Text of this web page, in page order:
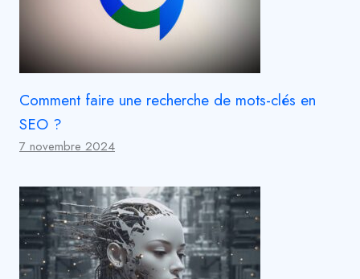
Comment faire une recherche de mots-clés en
SEO ?
7 novembre 2024